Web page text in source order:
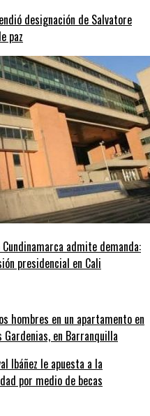
designación de Salvatore
paz
admite demanda:
presidencial en Cali
hombres en un apartamento en
en Barranquilla
Ibáñez le apuesta a la
por medio de becas